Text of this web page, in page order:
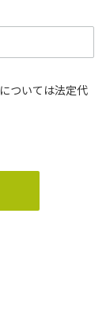
ついては法定代